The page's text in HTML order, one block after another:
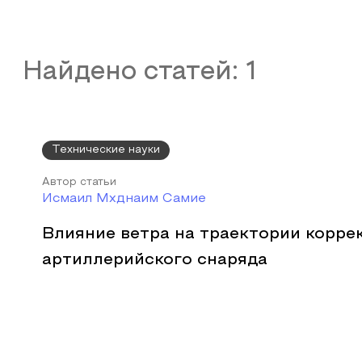
Найдено статей: 1
Технические науки
Автор статьи
Исмаил Мхднаим Самие
Влияние ветра на траектории
артиллерийского снаряда